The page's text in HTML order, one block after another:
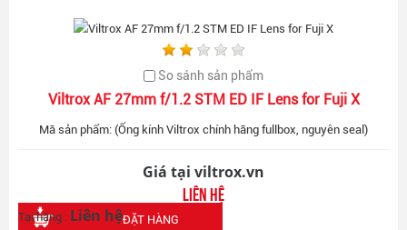
So sánh sản phẩm
Viltrox AF 27mm f/1.2 STM ED IF Lens for Fuji X
Mã sản phẩm: (Ống kính Viltrox chính hãng fullbox, nguyên seal)
Giá tại viltrox.vn
Liên hệ
Tại hãng : Liên hệĐẶT HÀNG